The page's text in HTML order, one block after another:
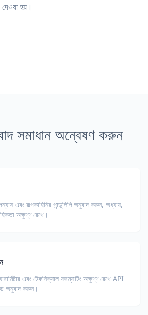
দেওয়া হয়।
সমাধান অন্বেষণ করুন
এবং কল্পকাহিনির পান্ডুলিপি অনুবাদ করুন, অধ্যায়,
অক্ষুণ্ণ রেখে।
এবং টেকনিক্যাল ফরম্যাটিং অক্ষুণ্ণ রেখে API
অনুবাদ করুন।